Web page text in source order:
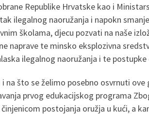
Republike Hrvatske kao i
ilegalnog naoružanja i napokn
školama, djecu pozvati na naše
naprave te minsko eksplozivna
ilegalnog naoružanja i te
na što se želimo posebno osvrnuti
prvog edukacijskog programa
postojanja oružja u kući, a